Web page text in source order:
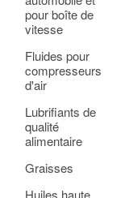
pour boîte de
vitesse
Fluides pour
compresseurs
d'air
Lubrifiants de
qualité
alimentaire
Graisses
Huiles haute